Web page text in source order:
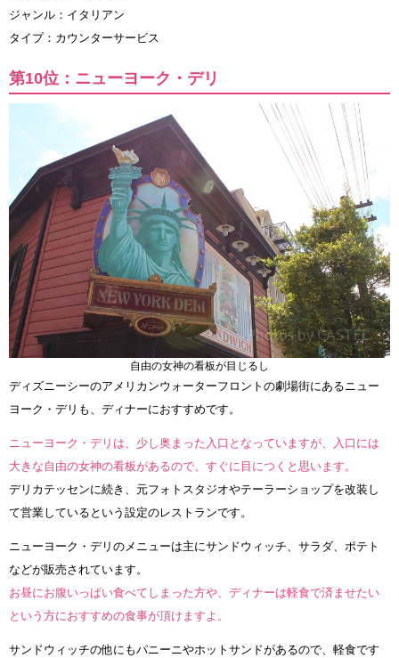
ジャンル：イタリアン
タイプ：カウンターサービス
第10位：ニューヨーク・デリ
自由の女神の看板が目じるし
ディズニーシーのアメリカンウォーターフロントの劇場街にあるニュー
ヨーク・デリも、ディナーにおすすめです。
ニューヨーク・デリは、少し奥まった入口となっていますが、入口には
大きな自由の女神の看板があるので、すぐに目につくと思います。
デリカテッセンに続き、元フォトスタジオやテーラーショップを改装し
て営業しているという設定のレストランです。
ニューヨーク・デリのメニューは主にサンドウィッチ、サラダ、ポテト
などが販売されています。
お昼にお腹いっぱい食べてしまった方や、ディナーは軽食で済ませたい
という方におすすめの食事が頂けますよ。
サンドウィッチの他にもパニーニやホットサンドがあるので、軽食です